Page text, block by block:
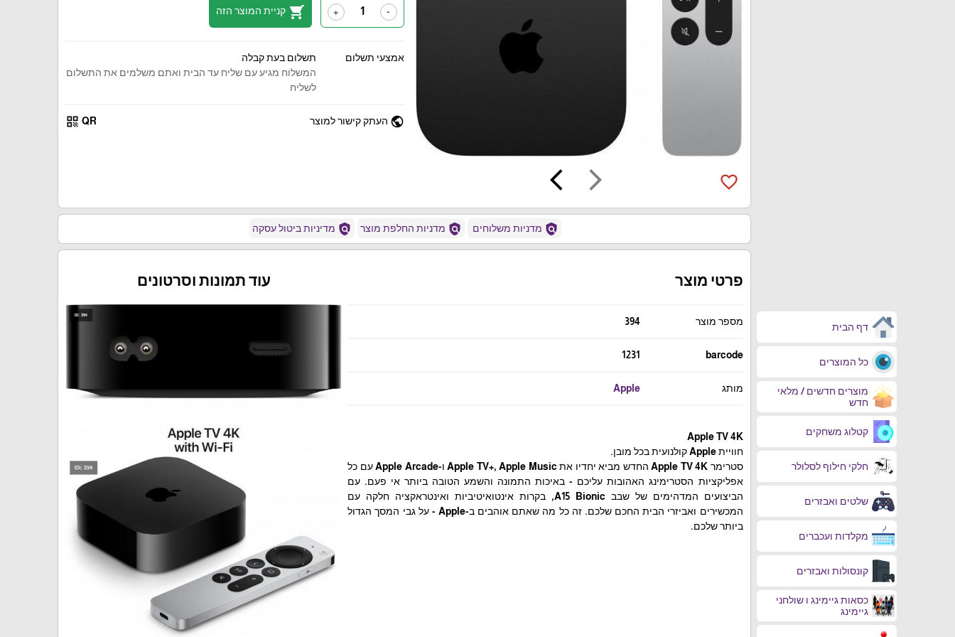
דף הבית
כל המוצרים
מוצרים חדשים / מלאי
חדש
קטלוג משחקים
חלקי חילוף לסלולר
שלטים ואבזרים
מקלדות ועכברים
קונסולות ואבזרים
כסאות גיימינג ו שולחני
גיימינג
arrow_forward_ios
arrow_back_ios favorite_border
-
+
shopping_cart קניית המוצר הזה
אמצעי תשלום
תשלום בעת קבלה
המשלוח מגיע עם שליח עד הבית ואתם משלמים את התשלום
לשליח
public העתק קישור למוצר QR
qr_code
policy מדניות משלוחים policy מדניות החלפת מוצר policy מדיניות ביטול עסקה
פרטי מוצר
מספר מוצר 394
barcode
1231
מותג Apple
Apple TV 4K
חוויית Apple קולנועית בכל מובן.
סטרימר Apple TV 4K החדש מביא יחדיו את Apple TV+, Apple Music ו-Apple Arcade עם כל
אפליקציות הסטרימינג האהובות עליכם - באיכות התמונה והשמע הטובה ביותר אי פעם. עם
הביצועים המדהימים של שבב A15 Bionic, בקרות אינטואיטיביות ואינטראקציה חלקה עם
המכשירים ואביזרי הבית החכם שלכם. זה כל מה שאתם אוהבים ב-Apple - על גבי המסך הגדול
ביותר שלכם.
עוד תמונות וסרטונים